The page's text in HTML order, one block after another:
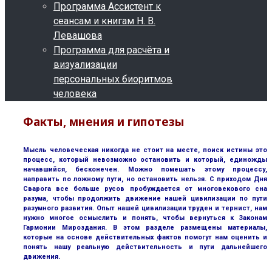
Программа Ассистент к
сеансам и книгам Н. В.
Левашова
Программа для расчёта и
визуализации
персональных биоритмов
человека
Факты, мнения и гипотезы
Мысль человеческая никогда не стоит на месте, поиск истины это
процесс, который невозможно остановить и который, единожды
начавшийся, бесконечен. Можно помешать этому процессу,
направить по ложному пути, но остановить нельзя. С приходом Дня
Сварога все больше русов пробуждается от многовекового сна
разума, чтобы продолжить движение нашей цивилизации по пути
разумного развития. Опыт нашей цивилизации труден и тернист, нам
нужно многое осмыслить и понять, чтобы вернуться к Законам
Гармонии Мироздания. В этом разделе размещены материалы,
которые на основе действительных фактов помогут нам оценить и
понять нашу реальную действительность и пути дальнейшего
движения.